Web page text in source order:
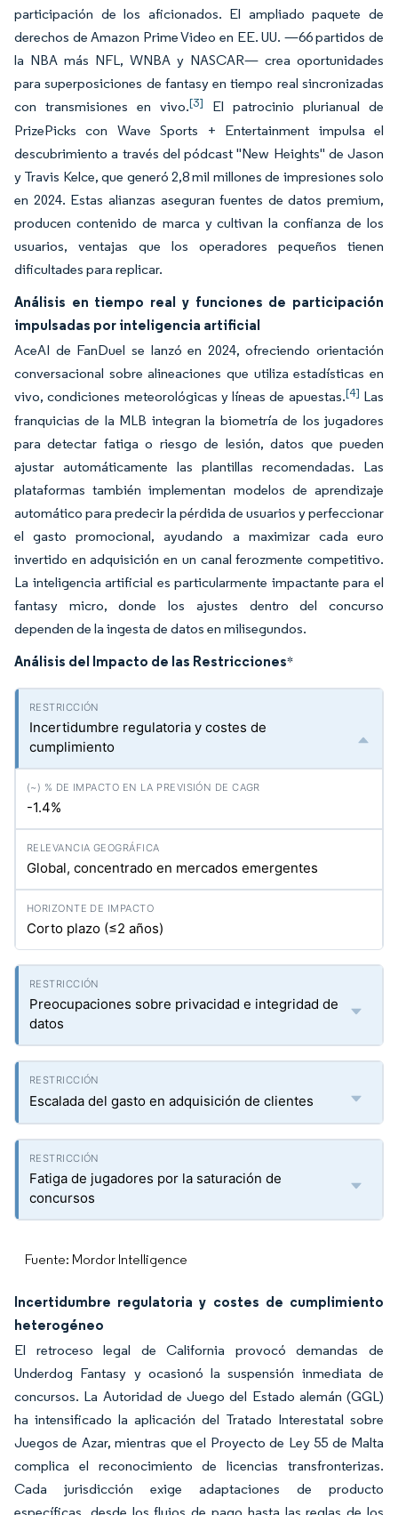
participación de los aficionados. El ampliado paquete de
derechos de Amazon Prime Video en EE. UU. —66 partidos de
la NBA más NFL, WNBA y NASCAR— crea oportunidades
para superposiciones de fantasy en tiempo real sincronizadas
con transmisiones en vivo.[3]
El patrocinio plurianual de
PrizePicks con Wave Sports + Entertainment impulsa el
descubrimiento a través del pódcast "New Heights" de Jason
y Travis Kelce, que generó 2,8 mil millones de impresiones solo
en 2024. Estas alianzas aseguran fuentes de datos premium,
producen contenido de marca y cultivan la confianza de los
usuarios, ventajas que los operadores pequeños tienen
dificultades para replicar.
Análisis en tiempo real y funciones de participación
impulsadas por inteligencia artificial
AceAI de FanDuel se lanzó en 2024, ofreciendo orientación
conversacional sobre alineaciones que utiliza estadísticas en
vivo, condiciones meteorológicas y líneas de apuestas.[4] Las
franquicias de la MLB integran la biometría de los jugadores
para detectar fatiga o riesgo de lesión, datos que pueden
ajustar automáticamente las plantillas recomendadas. Las
plataformas también implementan modelos de aprendizaje
automático para predecir la pérdida de usuarios y perfeccionar
el gasto promocional, ayudando a maximizar cada euro
invertido en adquisición en un canal ferozmente competitivo.
La inteligencia artificial es particularmente impactante para el
fantasy micro, donde los ajustes dentro del concurso
dependen de la ingesta de datos en milisegundos.
Análisis del Impacto de las Restricciones*
Incertidumbre regulatoria y costes de
cumplimiento
-1.4%
Global, concentrado en mercados emergentes
Corto plazo (≤2 años)
Preocupaciones sobre privacidad e integridad de
datos
Escalada del gasto en adquisición de clientes
Fatiga de jugadores por la saturación de
concursos
Fuente: Mordor Intelligence
Incertidumbre regulatoria y costes de cumplimiento
heterogéneo
El retroceso legal de California provocó demandas de
Underdog Fantasy y ocasionó la suspensión inmediata de
concursos. La Autoridad de Juego del Estado alemán (GGL)
ha intensificado la aplicación del Tratado Interestatal sobre
Juegos de Azar, mientras que el Proyecto de Ley 55 de Malta
complica el reconocimiento de licencias transfronterizas.
Cada jurisdicción exige adaptaciones de producto